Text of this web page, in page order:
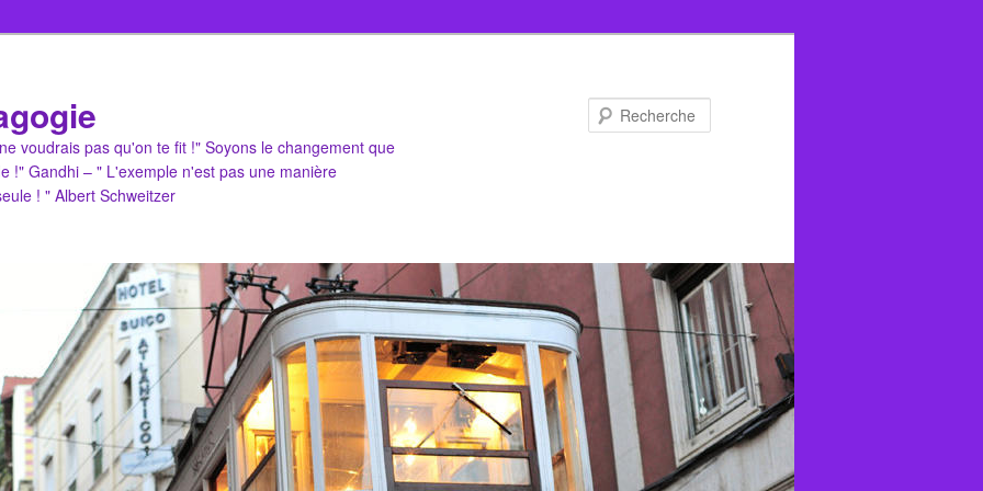
voudrais pas qu'on te fit !" Soyons le changement que
!" Gandhi – " L'exemple n'est pas une manière
! " Albert Schweitzer